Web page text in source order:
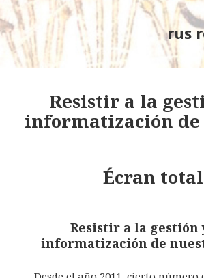
rus
Resistir a la
informatización de
Écran total
Resistir a la gestión
informatización de